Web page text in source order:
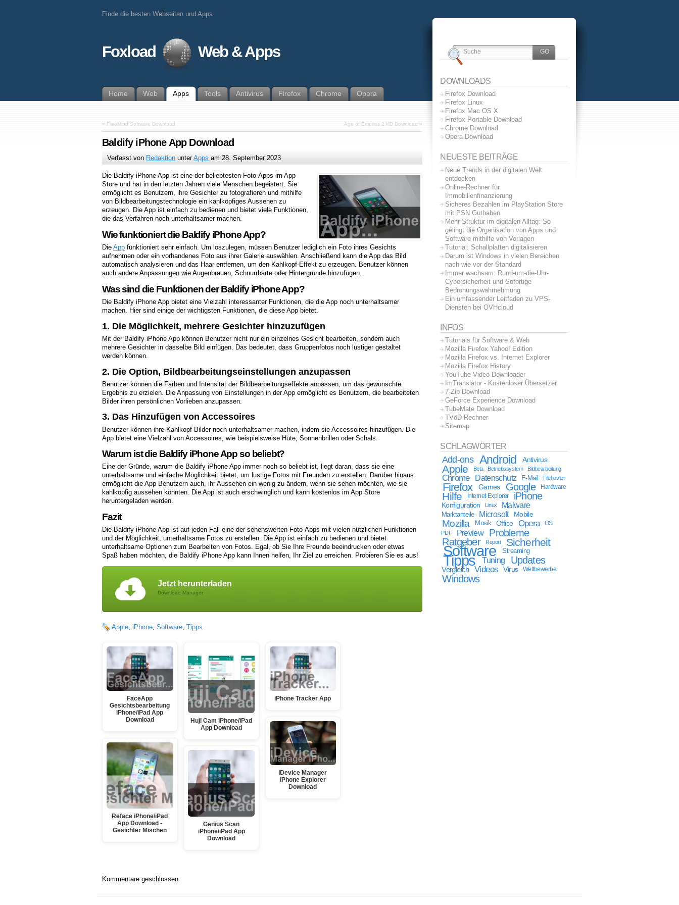
Finde die besten Webseiten und Apps
Foxload Web & Apps
Home Web Apps Tools Antivirus Firefox Chrome Opera
« FreeMind Software Download Age of Empires 2 HD Download »
Baldify iPhone App Download
Verfasst von Redaktion unterApps am28. September 2023
Die Baldify iPhone App ist eine der beliebtesten Foto-Apps im App
Store und hat in den letzten Jahren viele Menschen begeistert. Sie
ermöglicht es Benutzern, ihre Gesichter zu fotografieren und mithilfe
von Bildbearbeitungstechnologie ein kahlköpfiges Aussehen zu
erzeugen. Die App ist einfach zu bedienen und bietet viele Funktionen,
die das Verfahren noch unterhaltsamer machen.
Wie funktioniert die Baldify iPhone App?
Die App funktioniert sehr einfach. Um loszulegen, müssen Benutzer lediglich ein Foto ihres Gesichts
aufnehmen oder ein vorhandenes Foto aus ihrer Galerie auswählen. Anschließend kann die App das Bild
automatisch analysieren und das Haar entfernen, um den Kahlkopf-Effekt zu erzeugen. Benutzer können
auch andere Anpassungen wie Augenbrauen, Schnurrbärte oder Hintergründe hinzufügen.
Was sind die Funktionen der Baldify iPhone App?
Die Baldify iPhone App bietet eine Vielzahl interessanter Funktionen, die die App noch unterhaltsamer
machen. Hier sind einige der wichtigsten Funktionen, die diese App bietet.
1. Die Möglichkeit, mehrere Gesichter hinzuzufügen
Mit der Baldify iPhone App können Benutzer nicht nur ein einzelnes Gesicht bearbeiten, sondern auch
mehrere Gesichter in dasselbe Bild einfügen. Das bedeutet, dass Gruppenfotos noch lustiger gestaltet
werden können.
2. Die Option, Bildbearbeitungseinstellungen anzupassen
Benutzer können die Farben und Intensität der Bildbearbeitungseffekte anpassen, um das gewünschte
Ergebnis zu erzielen. Die Anpassung von Einstellungen in der App ermöglicht es Benutzern, die bearbeiteten
Bilder ihren persönlichen Vorlieben anzupassen.
3. Das Hinzufügen von Accessoires
Benutzer können ihre Kahlkopf-Bilder noch unterhaltsamer machen, indem sie Accessoires hinzufügen. Die
App bietet eine Vielzahl von Accessoires, wie beispielsweise Hüte, Sonnenbrillen oder Schals.
Warum ist die Baldify iPhone App so beliebt?
Eine der Gründe, warum die Baldify iPhone App immer noch so beliebt ist, liegt daran, dass sie eine
unterhaltsame und einfache Möglichkeit bietet, um lustige Fotos mit Freunden zu erstellen. Darüber hinaus
ermöglicht die App Benutzern auch, ihr Aussehen ein wenig zu ändern, wenn sie sehen möchten, wie sie
kahlköpfig aussehen könnten. Die App ist auch erschwinglich und kann kostenlos im App Store
heruntergeladen werden.
Fazit
Die Baldify iPhone App ist auf jeden Fall eine der sehenswerten Foto-Apps mit vielen nützlichen Funktionen
und der Möglichkeit, unterhaltsame Fotos zu erstellen. Die App ist einfach zu bedienen und bietet
unterhaltsame Optionen zum Bearbeiten von Fotos. Egal, ob Sie Ihre Freunde beeindrucken oder etwas
Spaß haben möchten, die Baldify iPhone App kann Ihnen helfen, Ihr Ziel zu erreichen. Probieren Sie es aus!
Jetzt herunterladen
Download Manager
Apple, iPhone, Software, Tipps
FaceApp
Gesichtsbearbeitung
iPhone/iPad App
Download
Reface iPhone/iPad
App Download -
Gesichter Mischen
Huji Cam iPhone/iPad
App Download
Genius Scan
iPhone/iPad App
Download
iPhone Tracker App
iDevice Manager
iPhone Explorer
Download
Kommentare geschlossen
DOWNLOADS
Firefox Download
Firefox Linux
Firefox Mac OS X
Firefox Portable Download
Chrome Download
Opera Download
NEUESTE BEITRÄGE
Neue Trends in der digitalen Welt
entdecken
Online-Rechner für
Immobilienfinanzierung
Sicheres Bezahlen im PlayStation Store
mit PSN Guthaben
Mehr Struktur im digitalen Alltag: So
gelingt die Organisation von Apps und
Software mithilfe von Vorlagen
Tutorial: Schallplatten digitalisieren
Darum ist Windows in vielen Bereichen
nach wie vor der Standard
Immer wachsam: Rund-um-die-Uhr-
Cybersicherheit und Sofortige
Bedrohungswahrnehmung
Ein umfassender Leitfaden zu VPS-
Diensten bei OVHcloud
INFOS
Tutorials für Software & Web
Mozilla Firefox Yahoo! Edition
Mozilla Firefox vs. Internet Explorer
Mozilla Firefox History
YouTube Video Downloader
ImTranslator - Kostenloser Übersetzer
7-Zip Download
GeForce Experience Download
TubeMate Download
TVöD Rechner
Sitemap
SCHLAGWÖRTER
Add-ons Android Antivirus
Apple Beta Betriebssystem Bildbearbeitung
Chrome Datenschutz E-Mail Filehoster
Firefox Games Google Hardware
Hilfe Internet Explorer iPhone
Konfiguration Linux Malware
Marktanteile Microsoft Mobile
Mozilla Musik Office Opera
OS
PDF
Preview
Probleme
Ratgeber
Report Sicherheit
Software Streaming
Tipps Tuning Updates
Vergleich Videos Virus Wettbewerbe
Windows